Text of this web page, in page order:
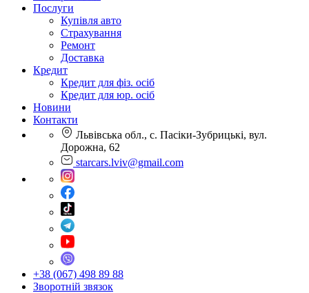
Послуги
Купівля авто
Страхування
Ремонт
Доставка
Кредит
Кредит для фіз. осіб
Кредит для юр. осіб
Новини
Контакти
Львівська обл., с. Пасіки-Зубрицькі, вул.
Дорожна, 62
starcars.lviv@gmail.com
+38 (067) 498 89 88
Зворотній звязок